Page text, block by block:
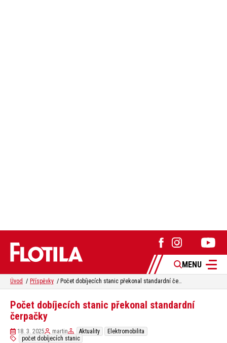
MENU
Úvod Příspěvky Počet dobíjecích stanic překonal standardní čerpačky
Počet dobíjecích stanic překonal standardní
čerpačky
18. 3. 2025 martin Aktuality
Elektromobilita
počet dobíjecích stanic